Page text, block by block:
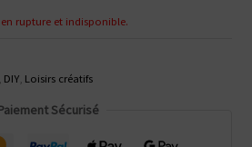
rupture et indisponible.
DIY, Loisirs créatifs
Sécurisé